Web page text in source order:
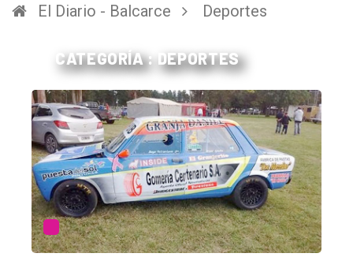
El Diario - Balcarce Deportes
CATEGORÍA : DEPORTES